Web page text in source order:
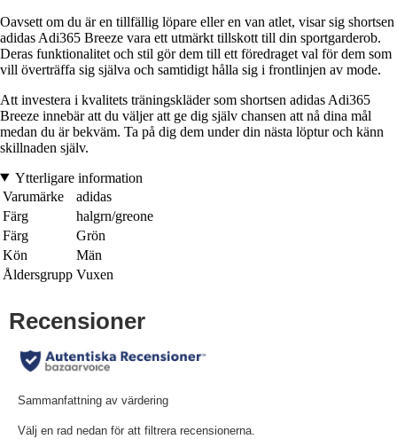
Oavsett om du är en tillfällig löpare eller en van atlet, visar sig shortsen
adidas Adi365 Breeze vara ett utmärkt tillskott till din sportgarderob.
Deras funktionalitet och stil gör dem till ett föredraget val för dem som
vill överträffa sig själva och samtidigt hålla sig i frontlinjen av mode.
Att investera i kvalitets träningskläder som shortsen adidas Adi365
Breeze innebär att du väljer att ge dig själv chansen att nå dina mål
medan du är bekväm. Ta på dig dem under din nästa löptur och känn
skillnaden själv.
Ytterligare information
Varumärke
adidas
Färg
halgrn/greone
Färg
Grön
Kön
Män
Åldersgrupp Vuxen